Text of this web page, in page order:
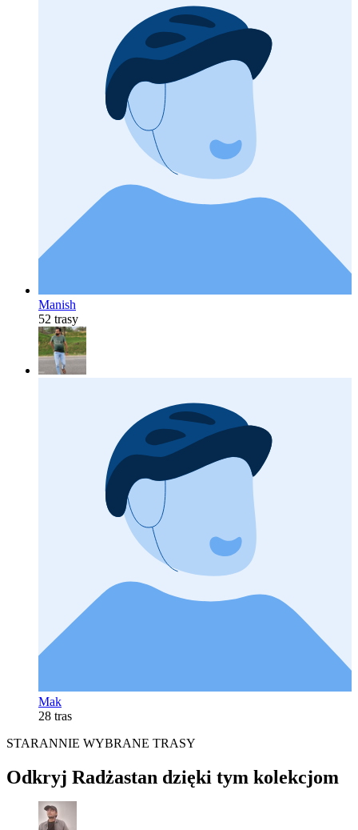
Manish
52 trasy
Mak
28 tras
STARANNIE WYBRANE TRASY
Odkryj Radżastan dzięki tym kolekcjom